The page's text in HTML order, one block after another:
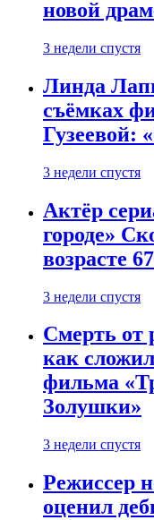
новой
3 недели спустя
Линда
съёмках
Гузеевой:
3 недели спустя
Актёр
городе»
возрасте
3 недели спустя
Смерть от
как
фильма
Золушки»
3 недели спустя
Режиссер
оценил